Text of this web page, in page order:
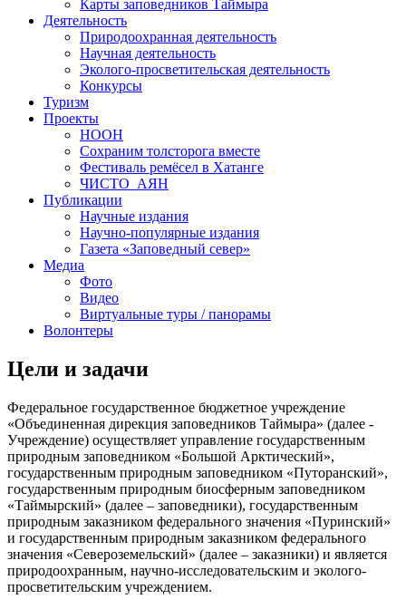
Карты заповедников Таймыра
Деятельность
Природоохранная деятельность
Научная деятельность
Эколого-просветительская деятельность
Конкурсы
Туризм
Проекты
НООН
Сохраним толсторога вместе
Фестиваль ремёсел в Хатанге
ЧИСТО_АЯН
Публикации
Научные издания
Научно-популярные издания
Газета «Заповедный север»
Медиа
Фото
Видео
Виртуальные туры / панорамы
Волонтеры
Цели и задачи
Федеральное государственное бюджетное учреждение
«Объединенная дирекция заповедников Таймыра» (далее -
Учреждение) осуществляет управление государственным
природным заповедником «Большой Арктический»,
государственным природным заповедником «Путоранский»,
государственным природным биосферным заповедником
«Таймырский» (далее – заповедники), государственным
природным заказником федерального значения «Пуринский»
и государственным природным заказником федерального
значения «Североземельский» (далее – заказники) и является
природоохранным, научно-исследовательским и эколого-
просветительским учреждением.